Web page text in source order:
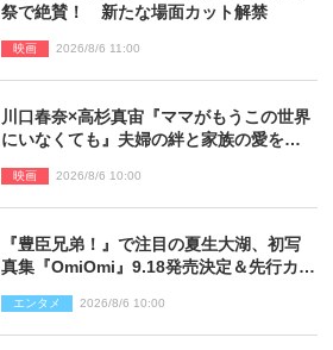
祭で絶賛！ 新たな場面カット解禁
映画 2026/8/6 11:00
川口春奈×高杉真宙『ママがもうこの世界
にいなくても』夫婦の絆と家族の愛を映
映画 2026/8/6 10:00
『豊臣兄弟！』で注目の夏生大湖、初写
真集『OmiOmi』9.18発売決定＆先行カッ
エンタメ 2026/8/6 10:00